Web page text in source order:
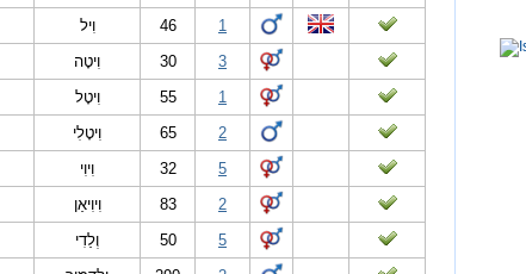
וִיל 46
1
וִיטָה 30
3
וִיטָל 55
1
וִיטָלִי 65
2
וִיוִי 32
5
וִיוִיאַן 83
2
וְלַדִי 50
5